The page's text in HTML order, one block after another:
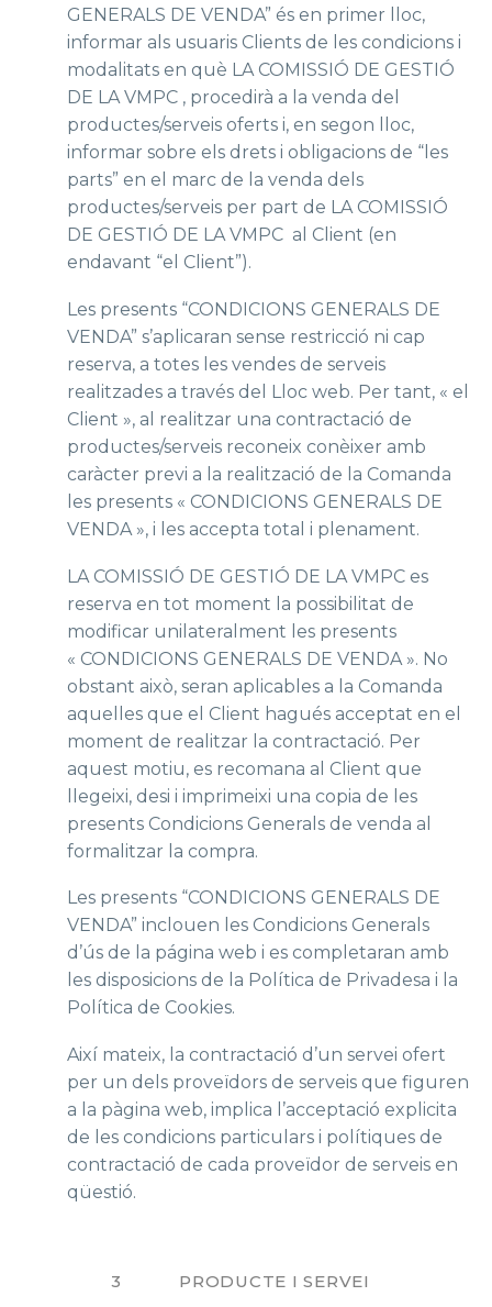
GENERALS DE VENDA” és en primer lloc,
informar als usuaris Clients de les condicions i
modalitats en què LA COMISSIÓ DE GESTIÓ
DE LA VMPC , procedirà a la venda del
productes/serveis oferts i, en segon lloc,
informar sobre els drets i obligacions de “les
parts” en el marc de la venda dels
productes/serveis per part de LA COMISSIÓ
DE GESTIÓ DE LA VMPC al Client (en
endavant “el Client”).
Les presents “CONDICIONS GENERALS DE
VENDA” s’aplicaran sense restricció ni cap
reserva, a totes les vendes de serveis
realitzades a través del Lloc web. Per tant, « el
Client », al realitzar una contractació de
productes/serveis reconeix conèixer amb
caràcter previ a la realització de la Comanda
les presents « CONDICIONS GENERALS DE
VENDA », i les accepta total i plenament.
LA COMISSIÓ DE GESTIÓ DE LA VMPC es
reserva en tot moment la possibilitat de
modificar unilateralment les presents
« CONDICIONS GENERALS DE VENDA ». No
obstant això, seran aplicables a la Comanda
aquelles que el Client hagués acceptat en el
moment de realitzar la contractació. Per
aquest motiu, es recomana al Client que
llegeixi, desi i imprimeixi una copia de les
presents Condicions Generals de venda al
formalitzar la compra.
Les presents “CONDICIONS GENERALS DE
VENDA” inclouen les Condicions Generals
d’ús de la página web i es completaran amb
les disposicions de la Política de Privadesa i la
Política de Cookies.
Així mateix, la contractació d’un servei ofert
per un dels proveïdors de serveis que figuren
a la pàgina web, implica l’acceptació explicita
de les condicions particulars i polítiques de
contractació de cada proveïdor de serveis en
qüestió.
3 PRODUCTE I SERVEI